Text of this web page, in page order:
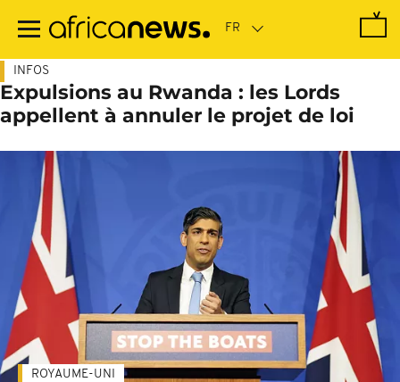
contenu
INFOS
Expulsions au Rwanda : les Lords
appellent à annuler le projet de loi
ROYAUME-UNI